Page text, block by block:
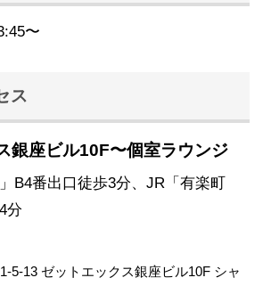
〜
ス
銀座ビル10F〜個室ラウンジ
B4番出口徒歩3分、JR「有楽町
分
5-13 ゼットエックス銀座ビル10F シャ